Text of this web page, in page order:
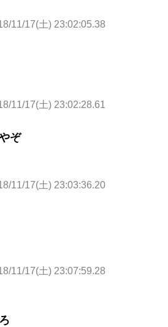
11/17(土) 23:02:05.38
11/17(土) 23:02:28.61
ぞ
11/17(土) 23:03:36.20
11/17(土) 23:07:59.28